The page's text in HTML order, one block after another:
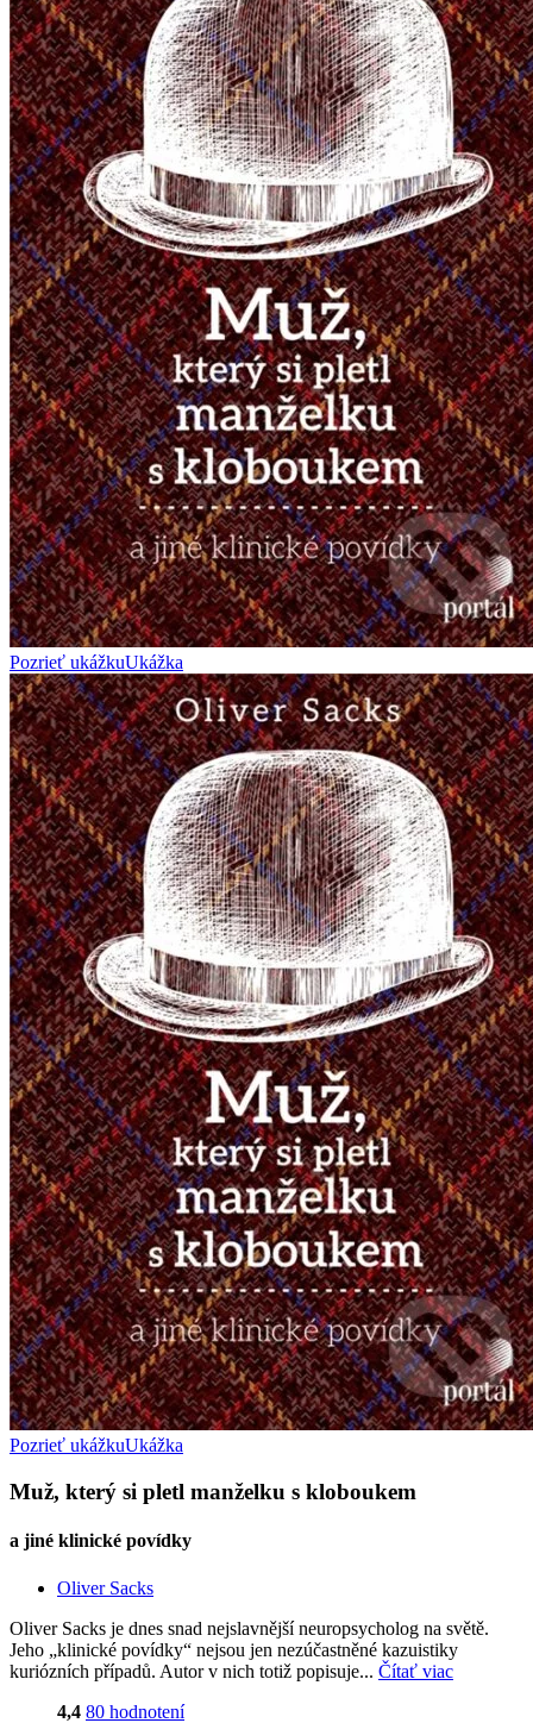
Pozrieť ukážkuUkážka
Pozrieť ukážkuUkážka
Muž, který si pletl manželku s kloboukem
a jiné klinické povídky
Oliver Sacks
Oliver Sacks je dnes snad nejslavnější neuropsycholog na světě.
Jeho „klinické povídky“ nejsou jen nezúčastněné kazuistiky
kuriózních případů. Autor v nich totiž popisuje... Čítať viac
4,4 80 hodnotení